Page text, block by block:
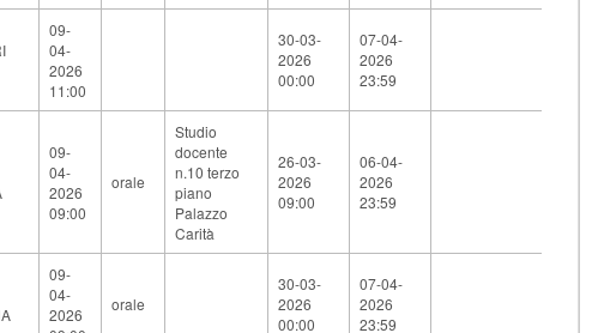
09-
04-
2026
11:00
30-03-
2026
00:00
07-04-
2026
23:59
09-
04-
2026
09:00
orale
Studio
docente
n.10 terzo
piano
Palazzo
Carità
26-03-
2026
09:00
06-04-
2026
23:59
09-
04-
2026
orale
30-03-
2026
00:00
07-04-
2026
23:59